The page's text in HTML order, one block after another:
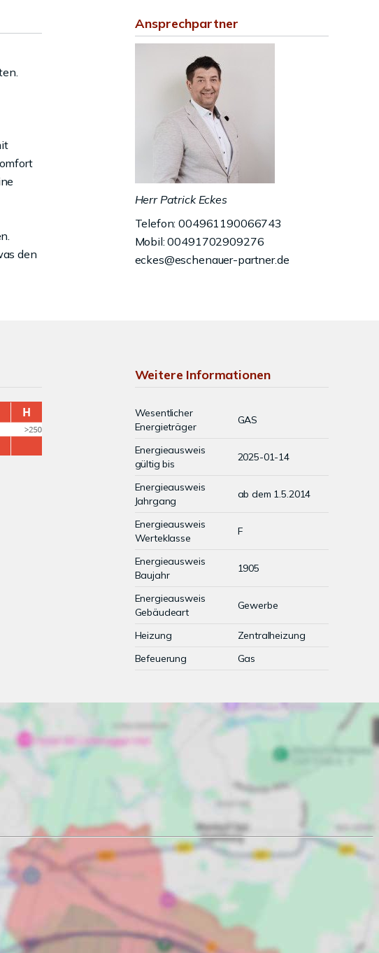
den
Ansprechpartner
Herr Patrick Eckes
Telefon: 004961190066743
Mobil: 00491702909276
eckes@eschenauer-partner.de
Weitere Informationen
Wesentlicher
Energieträger
GAS
Energieausweis
gültig bis
2025-01-14
Energieausweis
Jahrgang
ab dem 1.5.2014
Energieausweis
Werteklasse
F
Energieausweis
Baujahr
1905
Energieausweis
Gebäudeart
Gewerbe
Heizung
Zentralheizung
Befeuerung
Gas